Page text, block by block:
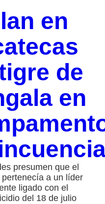
en
de
en
presumen que el
pertenecía a un líder
ligado con el
del 18 de julio